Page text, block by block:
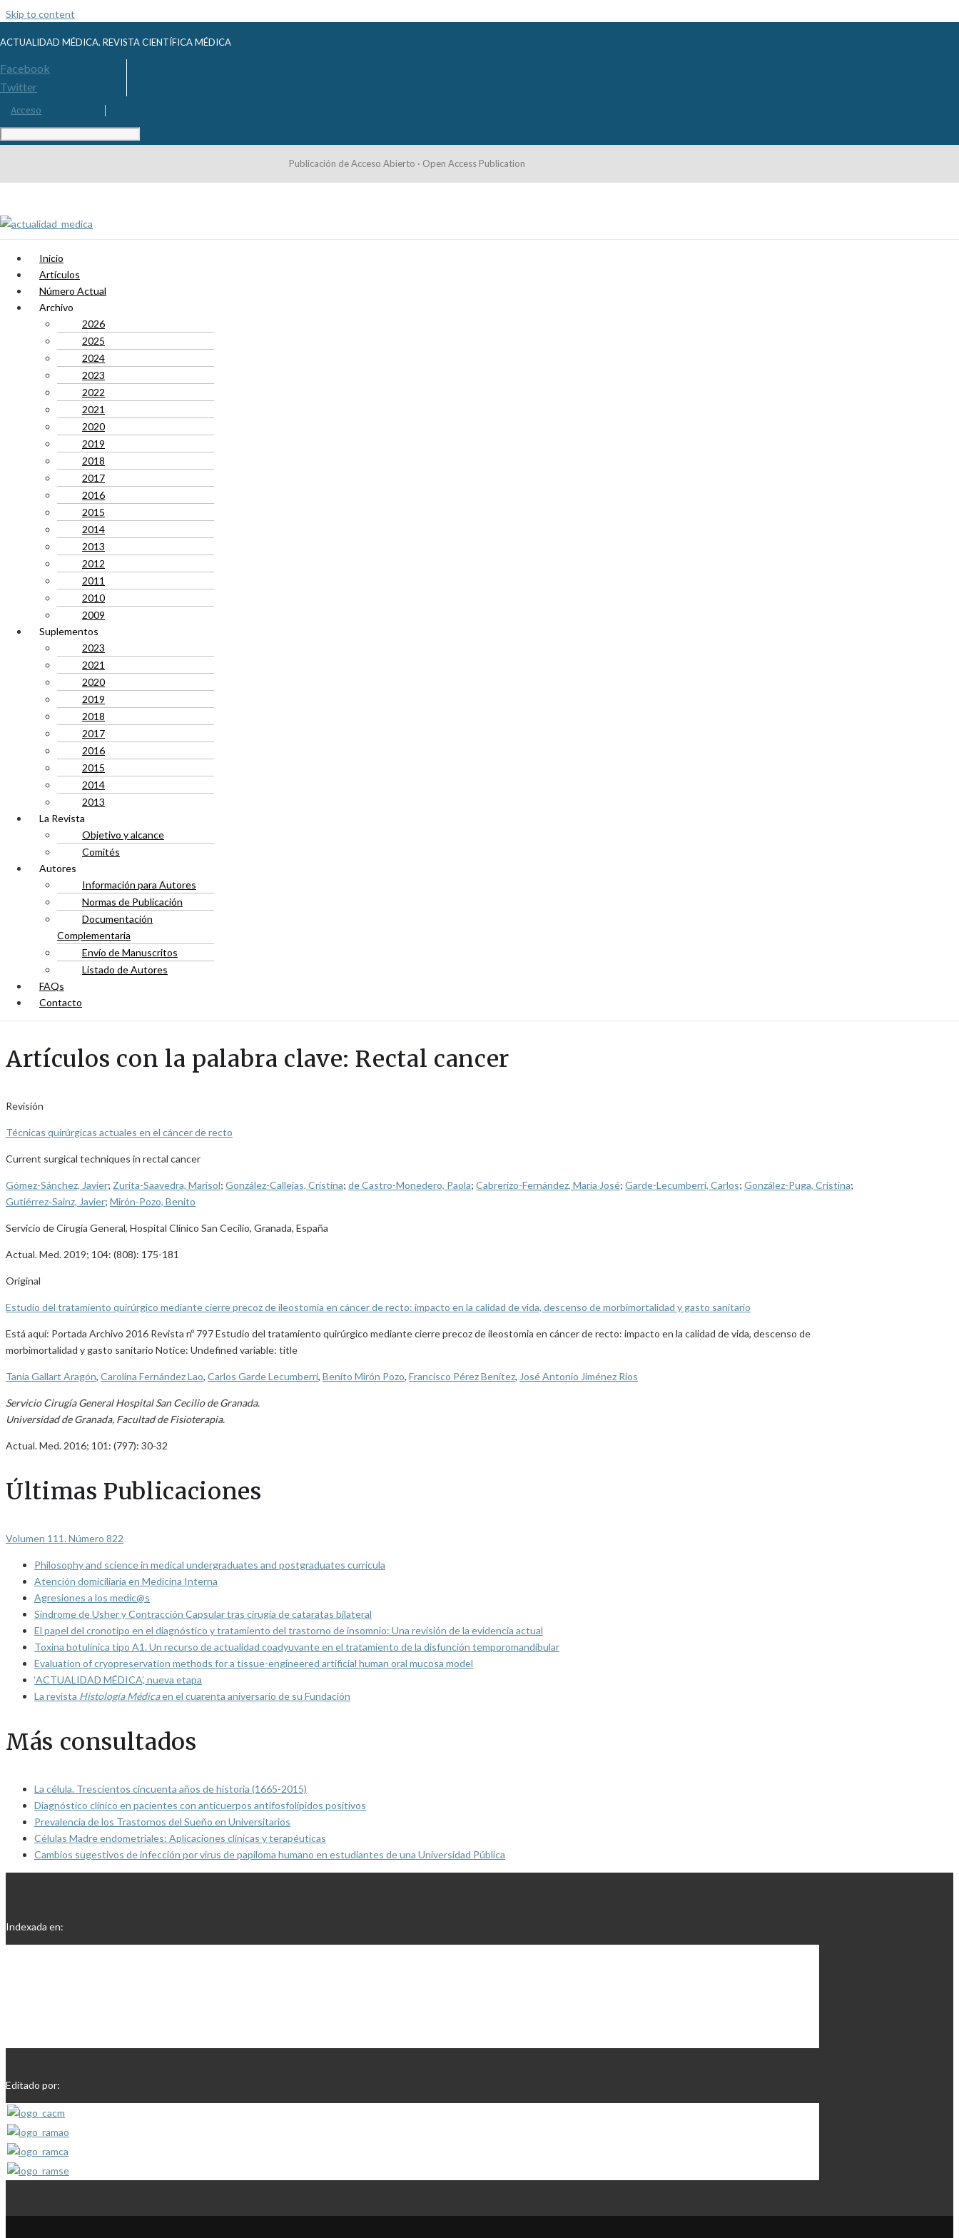
Skip to content
ACTUALIDAD MÉDICA. REVISTA CIENTÍFICA MÉDICA
Facebook
Twitter
Acceso
Publicación de Acceso Abierto · Open Access Publication
Inicio
Artículos
Número Actual
Archivo
2026
2025
2024
2023
2022
2021
2020
2019
2018
2017
2016
2015
2014
2013
2012
2011
2010
2009
Suplementos
2023
2021
2020
2019
2018
2017
2016
2015
2014
2013
La Revista
Objetivo y alcance
Comités
Autores
Información para Autores
Normas de Publicación
Documentación
Complementaria
Envío de Manuscritos
Listado de Autores
FAQs
Contacto
Artículos con la palabra clave: Rectal cancer
Revisión
Técnicas quirúrgicas actuales en el cáncer de recto
Current surgical techniques in rectal cancer
Gómez-Sánchez, Javier; Zurita-Saavedra, Marisol; González-Callejas, Cristina; de Castro-Monedero, Paola; Cabrerizo-Fernández, María José; Garde-Lecumberri, Carlos; González-Puga, Cristina;
Gutiérrez-Sainz, Javier; Mirón-Pozo, Benito
Servicio de Cirugía General, Hospital Clínico San Cecilio, Granada, España
Actual. Med. 2019; 104: (808): 175-181
Original
Estudio del tratamiento quirúrgico mediante cierre precoz de ileostomia en cáncer de recto: impacto en la calidad de vida, descenso de morbimortalidad y gasto sanitario
Está aquí: Portada Archivo 2016 Revista nº 797 Estudio del tratamiento quirúrgico mediante cierre precoz de ileostomia en cáncer de recto: impacto en la calidad de vida, descenso de
morbimortalidad y gasto sanitario Notice: Undefined variable: title
Tania Gallart Aragón, Carolina Fernández Lao, Carlos Garde Lecumberri, Benito Mirón Pozo, Francisco Pérez Benítez, José Antonio Jiménez Ríos
Servicio Cirugía General Hospital San Cecilio de Granada.
Universidad de Granada, Facultad de Fisioterapia.
Actual. Med. 2016; 101: (797): 30-32
Últimas Publicaciones
Volumen 111. Número 822
Philosophy and science in medical undergraduates and postgraduates curricula
Atención domiciliaria en Medicina Interna
Agresiones a los medic@s
Síndrome de Usher y Contracción Capsular tras cirugía de cataratas bilateral
El papel del cronotipo en el diagnóstico y tratamiento del trastorno de insomnio: Una revisión de la evidencia actual
Toxina botulínica tipo A1. Un recurso de actualidad coadyuvante en el tratamiento de la disfunción temporomandibular
Evaluation of cryopreservation methods for a tissue-engineered artificial human oral mucosa model
‘ACTUALIDAD MÉDICA’, nueva etapa
La revista Histología Médicaen el cuarenta aniversario de su Fundación
Más consultados
La célula. Trescientos cincuenta años de historia (1665-2015)
Diagnóstico clínico en pacientes con anticuerpos antifosfolípidos positivos
Prevalencia de los Trastornos del Sueño en Universitarios
Células Madre endometriales: Aplicaciones clínicas y terapéuticas
Cambios sugestivos de infección por virus de papiloma humano en estudiantes de una Universidad Pública
Indexada en:
Editado por: